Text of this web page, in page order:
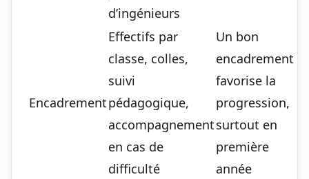
d’ingénieurs
Encadrement
Effectifs par
classe, colles,
suivi
pédagogique,
accompagnement
en cas de
difficulté
Un bon
encadrement
favorise la
progression,
surtout en
première
année